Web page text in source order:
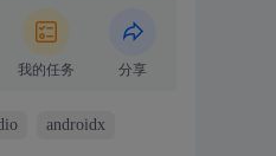
我的任务 分享
androidx